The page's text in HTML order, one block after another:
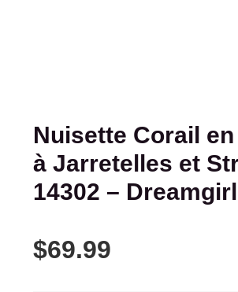
Nuisette Corail
à Jarretelles et
14302 – Dreamgirl
$69.99